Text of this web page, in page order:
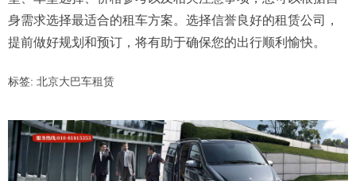
身需求选择最适合的租车方案。​选择信誉良好的租赁公司，
提前做好规划和预订，将有助于确保您的出行顺利愉快。
标签: 北京大巴车租赁